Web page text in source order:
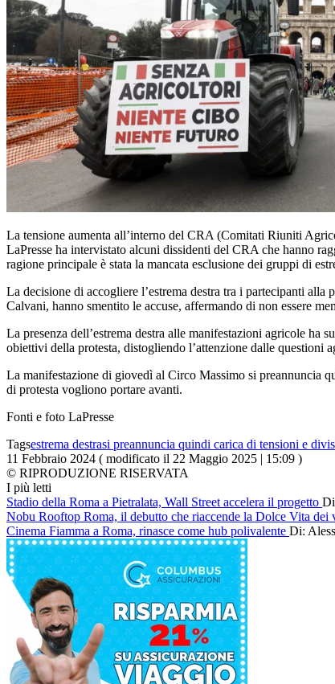
La tensione aumenta all’interno del CRA (Comitati Riuniti
LaPresse ha intervistato alcuni dissidenti del CRA che hanno
ragione principale è stata la mancata esclusione dei gruppi di
La decisione di accogliere l’estrema destra tra i partecipanti
Calvani, hanno smentito le accuse, affermando di non essere
La presenza dell’estrema destra alle manifestazioni agricole
obiettivi della protesta, distogliendo l’attenzione dalle questioni
La manifestazione di giovedì al Circo Massimo si preannuncia
di protesta vogliono portare avanti.
Fonti e foto LaPresse
Tagsestrema destrasi preannuncia quindi carica di tensioni e
11 Febbraio 2024 ( modificato il 22 Maggio 2025 | 15:09 )
© RIPRODUZIONE RISERVATA
I più letti
Stadio della Roma a Pietralata, Wall Street accelera il progetto
Nobu Rooftop Roma, il debutto che riaccende la Dolce Vita dei
Cinema Fiamma a Roma, rinasce come hub polivalente Di: